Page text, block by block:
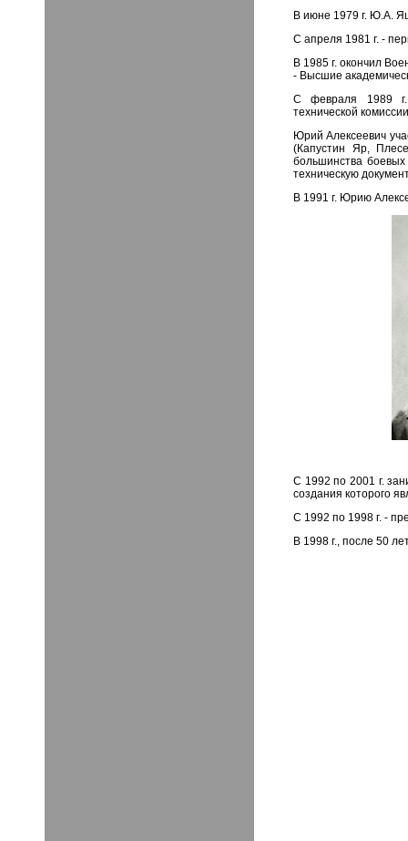
В июне 1979 г. Ю.А.
С апреля 1981 г. -
В 1985 г. окончил
- Высшие
С февраля 1989 г.
технической
Юрий Алексеевич
(Капустин Яр,
большинства боевых
техническую
В 1991 г. Юрию
С 1992 по 2001 г.
создания которого
С 1992 по 1998 г. -
В 1998 г., после 50